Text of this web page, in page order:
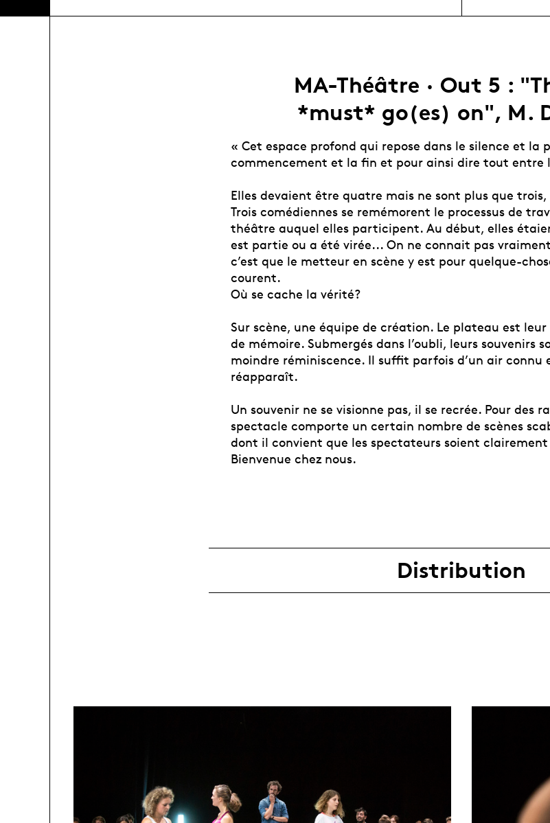
MA-Théâtre · Out 5 :
*must* go(es) on", M.
« Cet espace profond qui repose dans le silence et la
commencement et la fin et pour ainsi dire tout entre
Elles devaient être quatre mais ne sont plus que trois,
Trois comédiennes se remémorent le processus de
théâtre auquel elles participent. Au début, elles
est partie ou a été virée... On ne connait pas
c’est que le metteur en scène y est pour quelque-
courent.
Où se cache la vérité?
Sur scène, une équipe de création. Le plateau est
de mémoire. Submergés dans l’oubli, leurs souvenirs
moindre réminiscence. Il suffit parfois d’un air connu
réapparaît.
Un souvenir ne se visionne pas, il se recrée. Pour des
spectacle comporte un certain nombre de scènes
dont il convient que les spectateurs soient
Bienvenue chez nous.
Distribution